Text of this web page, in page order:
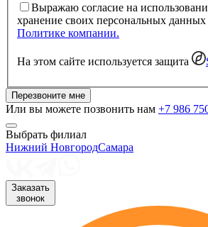
Выражаю согласие на
хранение своих персональных данных
Политике компании.
На этом сайте используется защита
Перезвоните мне
Или вы можете позвонить нам +7 986
Выбрать филиал
Нижний НовгородСамара
Заказать
звонок